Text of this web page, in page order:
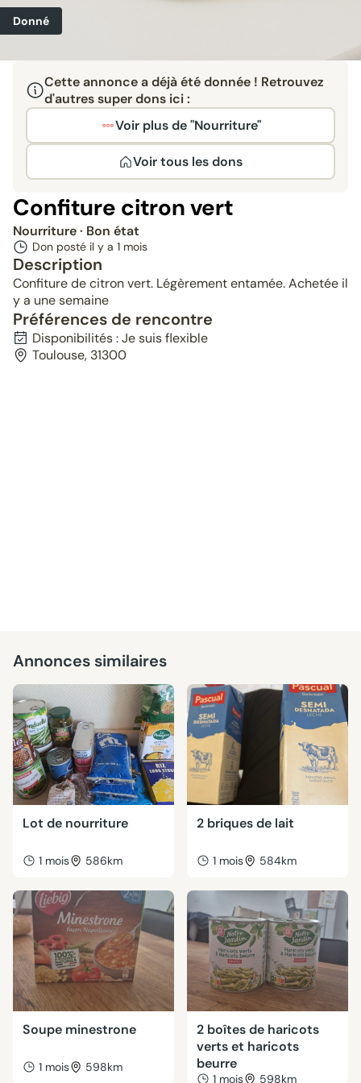
Donné
Cette annonce a déjà été donnée ! Retrouvez
d'autres super dons ici :
Voir plus de "Nourriture"
Voir tous les dons
Confiture citron vert
Nourriture· Bon état
Don posté il y a 1 mois
Description
Confiture de citron vert. Légèrement entamée. Achetée il
y a une semaine
Préférences de rencontre
Disponibilités : Je suis flexible
Toulouse, 31300
Annonces similaires
Lot de nourriture
1 mois 586km
2 briques de lait
1 mois 584km
Soupe minestrone
1 mois 598km
2 boîtes de haricots
verts et haricots
beurre
1 mois 598km